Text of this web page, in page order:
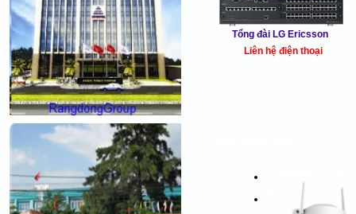
Tổng đài LG Ericsson
Liên hệ điện thoại